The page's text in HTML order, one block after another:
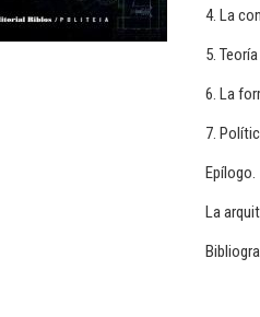
4. La
5.
6. La
7.
Epílogo.
La